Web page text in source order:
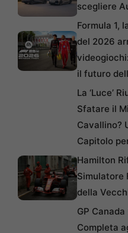
scegliere
Formula 1,
del 2026
il futuro
La ‘Luce’
Sfatare il
Cavallino?
Capitolo
Hamilton
Simulatore
della
GP
Completa